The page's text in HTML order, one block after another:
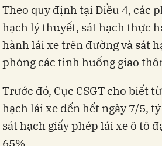
Theo quy định tại Điều 4, các
hạch lý thuyết, sát hạch thực
hành lái xe trên đường và sát
phỏng các tình huống giao
Trước đó, Cục CSGT cho biết
hạch lái xe đến hết ngày 7/5,
sát hạch giấy phép lái xe ô tô
65%.